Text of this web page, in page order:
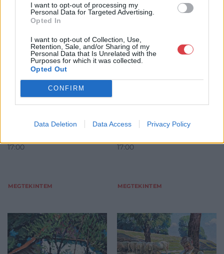
I want to opt-out of processing my
Personal Data for Targeted Advertising.
Opted In
I want to opt-out of Collection, Use,
Retention, Sale, and/or Sharing of my
Personal Data that Is Unrelated with the
Purposes for which it was collected.
Opted Out
CONFIRM
Data Deletion Data Access Privacy Policy
FESTMÉNY, GRAFIKA
461. tétel:
1945): Alföldi tanya,
Kikiáltási ár:260 000Ft
Aukció:
festmények
17:00
MEGTEKINTEM
FESTMÉNY, GRAFIKA
1934): Falusi
utcarészlet
Aukció:
festmények
17:00
MEGTEKINTEM